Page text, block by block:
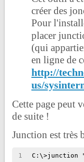
créer des
Pour
placer
(qui
en ligne de
http://
us/
Cette page peut
de suite !
Junction est très
1 C:\>junction